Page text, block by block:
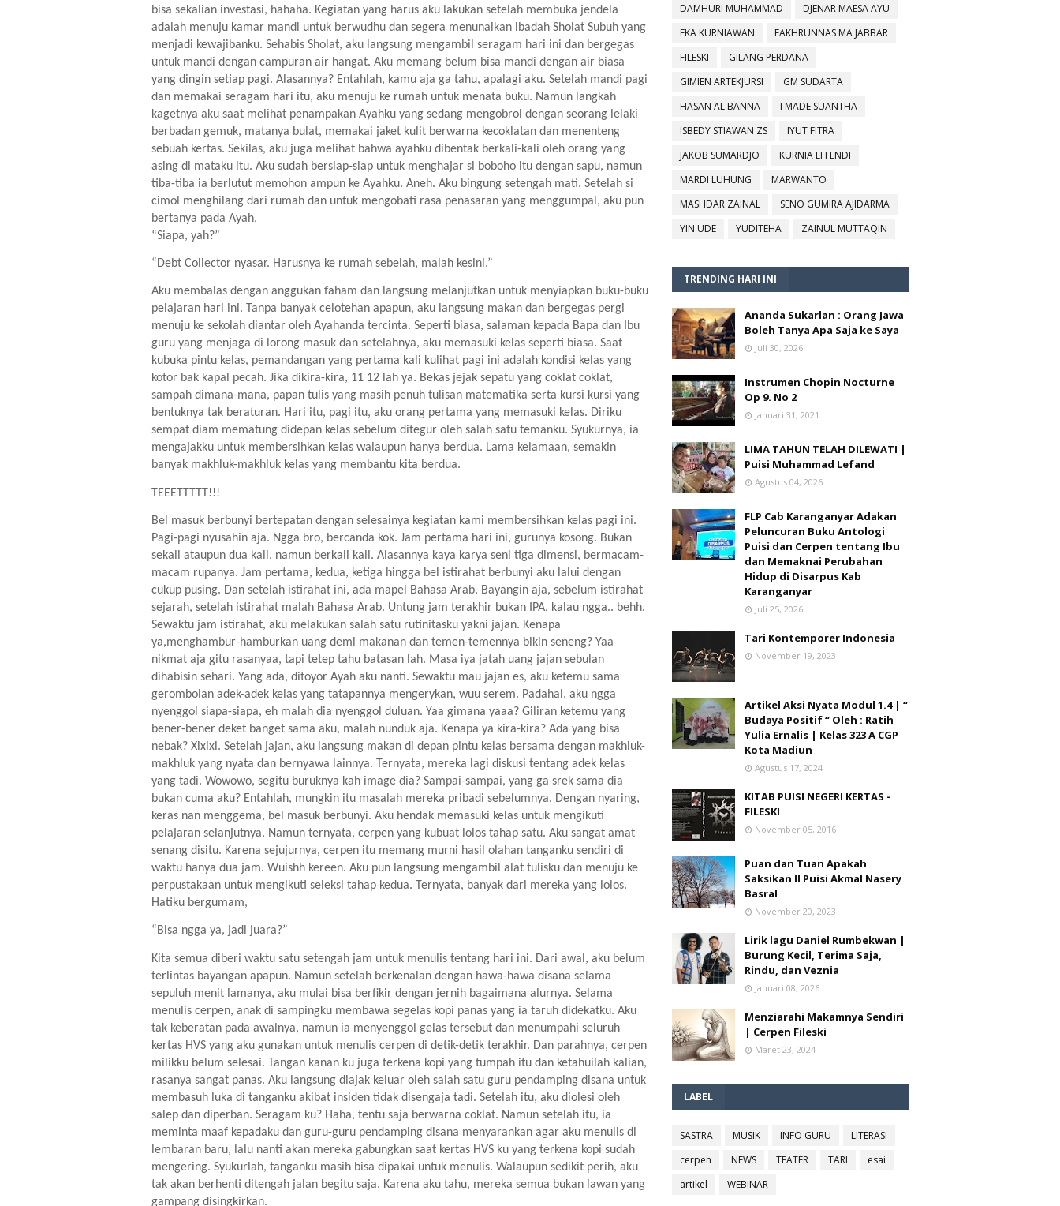
bisa sekalian investasi, hahaha. Kegiatan yang harus aku lakukan setelah membuka jendela
adalah menuju kamar mandi untuk berwudhu dan segera menunaikan ibadah Sholat Subuh yang
menjadi kewajibanku. Sehabis Sholat, aku langsung mengambil seragam hari ini dan bergegas
untuk mandi dengan campuran air hangat. Aku memang belum bisa mandi dengan air biasa
yang dingin setiap pagi. Alasannya? Entahlah, kamu aja ga tahu, apalagi aku. Setelah mandi pagi
dan memakai seragam hari itu, aku menuju ke rumah untuk menata buku. Namun langkah
kagetnya aku saat melihat penampakan Ayahku yang sedang mengobrol dengan seorang lelaki
berbadan gemuk, matanya bulat, memakai jaket kulit berwarna kecoklatan dan menenteng
sebuah kertas. Sekilas, aku juga melihat bahwa ayahku dibentak berkali-kali oleh orang yang
asing di mataku itu. Aku sudah bersiap-siap untuk menghajar si boboho itu dengan sapu, namun
tiba-tiba ia berlutut memohon ampun ke Ayahku. Aneh. Aku bingung setengah mati. Setelah si
cimol menghilang dari rumah dan untuk mengobati rasa penasaran yang menggumpal, aku pun
bertanya pada Ayah,
“Siapa, yah?”
“Debt Collector nyasar. Harusnya ke rumah sebelah, malah kesini.”
Aku membalas dengan anggukan faham dan langsung melanjutkan untuk menyiapkan buku-buku
pelajaran hari ini. Tanpa banyak celotehan apapun, aku langsung makan dan bergegas pergi
menuju ke sekolah diantar oleh Ayahanda tercinta. Seperti biasa, salaman kepada Bapa dan Ibu
guru yang menjaga di lorong masuk dan setelahnya, aku memasuki kelas seperti biasa. Saat
kubuka pintu kelas, pemandangan yang pertama kali kulihat pagi ini adalah kondisi kelas yang
kotor bak kapal pecah. Jika dikira-kira, 11 12 lah ya. Bekas jejak sepatu yang coklat coklat,
sampah dimana-mana, papan tulis yang masih penuh tulisan matematika serta kursi kursi yang
bentuknya tak beraturan. Hari itu, pagi itu, aku orang pertama yang memasuki kelas. Diriku
sempat diam mematung didepan kelas sebelum ditegur oleh salah satu temanku. Syukurnya, ia
mengajakku untuk membersihkan kelas walaupun hanya berdua. Lama kelamaan, semakin
banyak makhluk-makhluk kelas yang membantu kita berdua.
TEEETTTTT!!!
Bel masuk berbunyi bertepatan dengan selesainya kegiatan kami membersihkan kelas pagi ini.
Pagi-pagi nyusahin aja. Ngga bro, bercanda kok. Jam pertama hari ini, gurunya kosong. Bukan
sekali ataupun dua kali, namun berkali kali. Alasannya kaya karya seni tiga dimensi, bermacam-
macam rupanya. Jam pertama, kedua, ketiga hingga bel istirahat berbunyi aku lalui dengan
cukup pusing. Dan setelah istirahat ini, ada mapel Bahasa Arab. Bayangin aja, sebelum istirahat
sejarah, setelah istirahat malah Bahasa Arab. Untung jam terakhir bukan IPA, kalau ngga.. behh.
Sewaktu jam istirahat, aku melakukan salah satu rutinitasku yakni jajan. Kenapa
ya,menghambur-hamburkan uang demi makanan dan temen-temennya bikin seneng? Yaa
nikmat aja gitu rasanyaa, tapi tetep tahu batasan lah. Masa iya jatah uang jajan sebulan
dihabisin sehari. Yang ada, ditoyor Ayah aku nanti. Sewaktu mau jajan es, aku ketemu sama
gerombolan adek-adek kelas yang tatapannya mengerykan, wuu serem. Padahal, aku ngga
nyenggol siapa-siapa, eh malah dia nyenggol duluan. Yaa gimana yaaa? Giliran ketemu yang
bener-bener deket banget sama aku, malah nunduk aja. Kenapa ya kira-kira? Ada yang bisa
nebak? Xixixi. Setelah jajan, aku langsung makan di depan pintu kelas bersama dengan makhluk-
makhluk yang nyata dan bernyawa lainnya. Ternyata, mereka lagi diskusi tentang adek kelas
yang tadi. Wowowo, segitu buruknya kah image dia? Sampai-sampai, yang ga srek sama dia
bukan cuma aku? Entahlah, mungkin itu masalah mereka pribadi sebelumnya. Dengan nyaring,
keras nan menggema, bel masuk berbunyi. Aku hendak memasuki kelas untuk mengikuti
pelajaran selanjutnya. Namun ternyata, cerpen yang kubuat lolos tahap satu. Aku sangat amat
senang disitu. Karena sejujurnya, cerpen itu memang murni hasil olahan tanganku sendiri di
waktu hanya dua jam. Wuishh kereen. Aku pun langsung mengambil alat tulisku dan menuju ke
perpustakaan untuk mengikuti seleksi tahap kedua. Ternyata, banyak dari mereka yang lolos.
Hatiku bergumam,
“Bisa ngga ya, jadi juara?”
Kita semua diberi waktu satu setengah jam untuk menulis tentang hari ini. Dari awal, aku belum
terlintas bayangan apapun. Namun setelah berkenalan dengan hawa-hawa disana selama
sepuluh menit lamanya, aku mulai bisa berfikir dengan jernih bagaimana alurnya. Selama
menulis cerpen, anak di sampingku membawa segelas kopi panas yang ia taruh didekatku. Aku
tak keberatan pada awalnya, namun ia menyenggol gelas tersebut dan menumpahi seluruh
kertas HVS yang aku gunakan untuk menulis cerpen di detik-detik terakhir. Dan parahnya, cerpen
milikku belum selesai. Tangan kanan ku juga terkena kopi yang tumpah itu dan ketahuilah kalian,
rasanya sangat panas. Aku langsung diajak keluar oleh salah satu guru pendamping disana untuk
membasuh luka di tanganku akibat insiden tidak disengaja tadi. Setelah itu, aku diolesi oleh
salep dan diperban. Seragam ku? Haha, tentu saja berwarna coklat. Namun setelah itu, ia
meminta maaf kepadaku dan guru-guru pendamping disana menyarankan agar aku menulis di
lembaran baru, lalu nanti akan mereka gabungkan saat kertas HVS ku yang terkena kopi sudah
mengering. Syukurlah, tanganku masih bisa dipakai untuk menulis. Walaupun sedikit perih, aku
tak akan berhenti ditengah jalan begitu saja. Karena aku tahu, mereka semua bukan lawan yang
gampang disingkirkan.
DAMHURI MUHAMMAD
DJENAR MAESA AYU
EKA KURNIAWAN
FAKHRUNNAS MA JABBAR
FILESKI
GILANG PERDANA
GIMIEN ARTEKJURSI
GM SUDARTA
HASAN AL BANNA
I MADE SUANTHA
ISBEDY STIAWAN ZS
IYUT FITRA
JAKOB SUMARDJO
KURNIA EFFENDI
MARDI LUHUNG
MARWANTO
MASHDAR ZAINAL
SENO GUMIRA AJIDARMA
YIN UDE
YUDITEHA ZAINUL MUTTAQIN
TRENDING HARI INI
Ananda Sukarlan : Orang Jawa
Boleh Tanya Apa Saja ke Saya
Juli 30, 2026
Instrumen Chopin Nocturne
Op 9. No 2
Januari 31, 2021
LIMA TAHUN TELAH DILEWATI |
Puisi Muhammad Lefand
Agustus 04, 2026
FLP Cab Karanganyar Adakan
Peluncuran Buku Antologi
Puisi dan Cerpen tentang Ibu
dan Memaknai Perubahan
Hidup di Disarpus Kab
Karanganyar
Juli 25, 2026
Tari Kontemporer Indonesia
November 19, 2023
Artikel Aksi Nyata Modul 1.4 | “
Budaya Positif “ Oleh : Ratih
Yulia Ernalis | Kelas 323 A CGP
Kota Madiun
Agustus 17, 2024
KITAB PUISI NEGERI KERTAS -
FILESKI
November 05, 2016
Puan dan Tuan Apakah
Saksikan II Puisi Akmal Nasery
Basral
November 20, 2023
Lirik lagu Daniel Rumbekwan |
Burung Kecil, Terima Saja,
Rindu, dan Veznia
Januari 08, 2026
Menziarahi Makamnya Sendiri
| Cerpen Fileski
Maret 23, 2024
LABEL
SASTRA MUSIK INFO GURU
LITERASI
cerpen
NEWS TEATER TARI
esai
artikel
WEBINAR